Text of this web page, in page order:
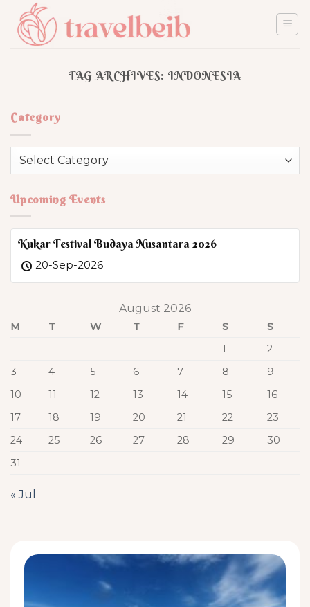
content
TAG ARCHIVES: INDONESIA
Category
Category
Upcoming Events
Kukar Festival Budaya Nusantara 2026
20-Sep-2026
August 2026
M T W T F S
S
1
2
3
4 5 6 7 8
9
10
11 12 13 14 15
16
17
18 19 20 21 22
23
24
25 26 27 28 29
30
31
« Jul